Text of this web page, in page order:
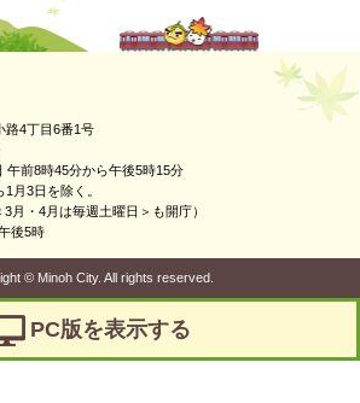
路4丁目6番1号
午前8時45分から午後5時15分
月3日を除く。
月・4月は毎週土曜日＞も開庁）
後5時
©Minoh City. All rights reserved.
PC版を表示する